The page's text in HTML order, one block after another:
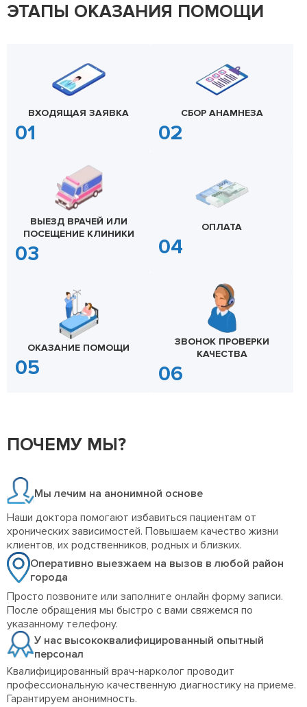
ЭТАПЫ ОКАЗАНИЯ ПОМОЩИ
ВХОДЯЩАЯ ЗАЯВКА СБОР АНАМНЕЗА
ВЫЕЗД ВРАЧЕЙ ИЛИ
ПОСЕЩЕНИЕ КЛИНИКИ
ОПЛАТА
ОКАЗАНИЕ ПОМОЩИ
ЗВОНОК ПРОВЕРКИ
КАЧЕСТВА
ПОЧЕМУ МЫ?
Мы лечим на анонимной основе
Наши доктора помогают избавиться пациентам от
хронических зависимостей. Повышаем качество жизни
клиентов, их родственников, родных и близких.
Оперативно выезжаем на вызов в любой район
города
Просто позвоните или заполните онлайн форму записи.
После обращения мы быстро с вами свяжемся по
указанному телефону.
У нас высококвалифицированный опытный
персонал
Квалифицированный врач-нарколог проводит
профессиональную качественную диагностику на приеме.
Гарантируем анонимность.